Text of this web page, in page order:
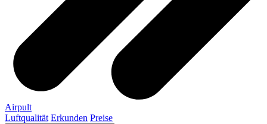
Airpult
Luftqualität Erkunden Preise